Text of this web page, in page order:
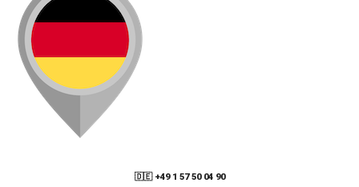
🇩🇪 +49 1 57 50 04 90